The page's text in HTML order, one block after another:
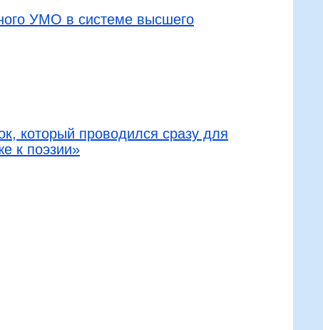
УМО в системе высшего
который проводился сразу для
к поэзии»